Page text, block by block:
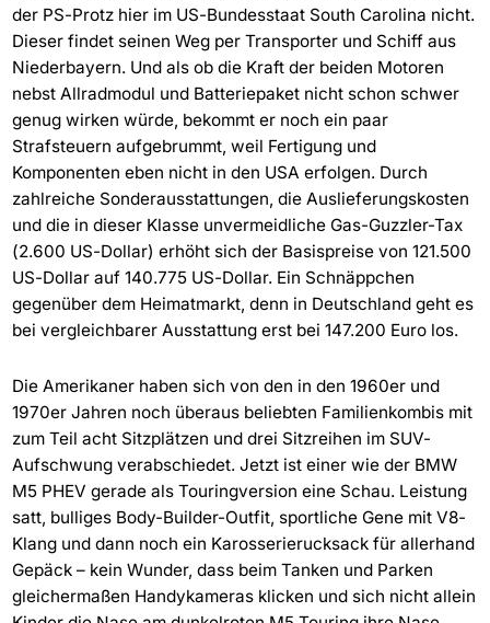
der PS-Protz hier im US-Bundesstaat South Carolina nicht.
Dieser findet seinen Weg per Transporter und Schiff aus
Niederbayern. Und als ob die Kraft der beiden Motoren
nebst Allradmodul und Batteriepaket nicht schon schwer
genug wirken würde, bekommt er noch ein paar
Strafsteuern aufgebrummt, weil Fertigung und
Komponenten eben nicht in den USA erfolgen. Durch
zahlreiche Sonderausstattungen, die Auslieferungskosten
und die in dieser Klasse unvermeidliche Gas-Guzzler-Tax
(2.600 US-Dollar) erhöht sich der Basispreise von 121.500
US-Dollar auf 140.775 US-Dollar. Ein Schnäppchen
gegenüber dem Heimatmarkt, denn in Deutschland geht es
bei vergleichbarer Ausstattung erst bei 147.200 Euro los.
Die Amerikaner haben sich von den in den 1960er und
1970er Jahren noch überaus beliebten Familienkombis mit
zum Teil acht Sitzplätzen und drei Sitzreihen im SUV-
Aufschwung verabschiedet. Jetzt ist einer wie der BMW
M5 PHEV gerade als Touringversion eine Schau. Leistung
satt, bulliges Body-Builder-Outfit, sportliche Gene mit V8-
Klang und dann noch ein Karosserierucksack für allerhand
Gepäck – kein Wunder, dass beim Tanken und Parken
gleichermaßen Handykameras klicken und sich nicht allein